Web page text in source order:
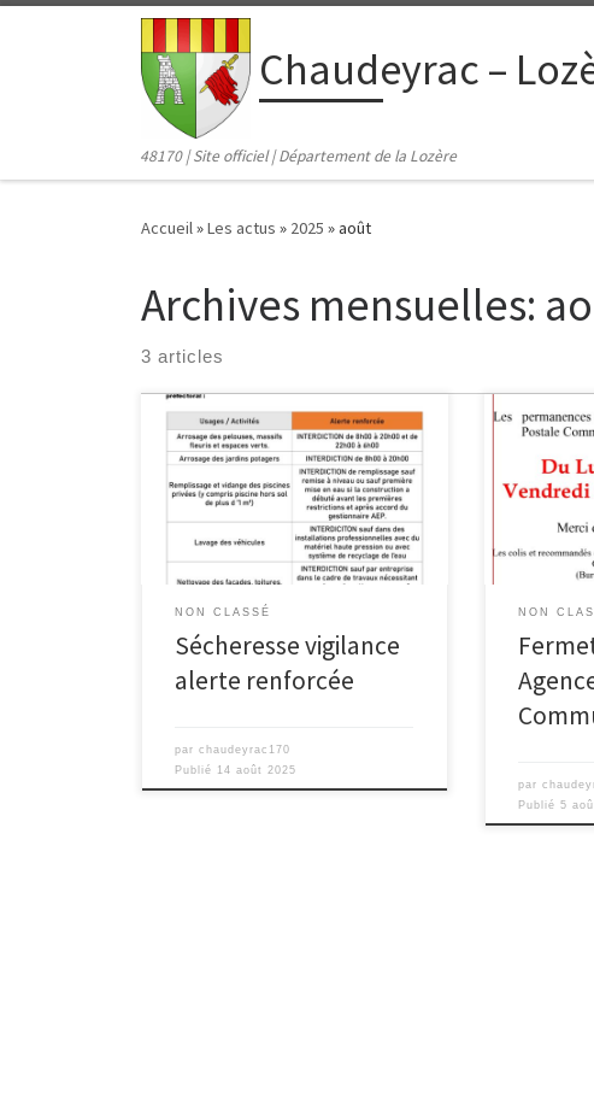
Passer au contenu
Chaudeyrac –
48170 | Site officiel | Département de la Lozère
Accueil»Les actus » 2025 »août
Archives mensuelles:
3 articles
NON CLASSÉ
Sécheresse vigilance
alerte renforcée
parchaudeyrac170
Publié 14 août 2025
NON
par
Publié5